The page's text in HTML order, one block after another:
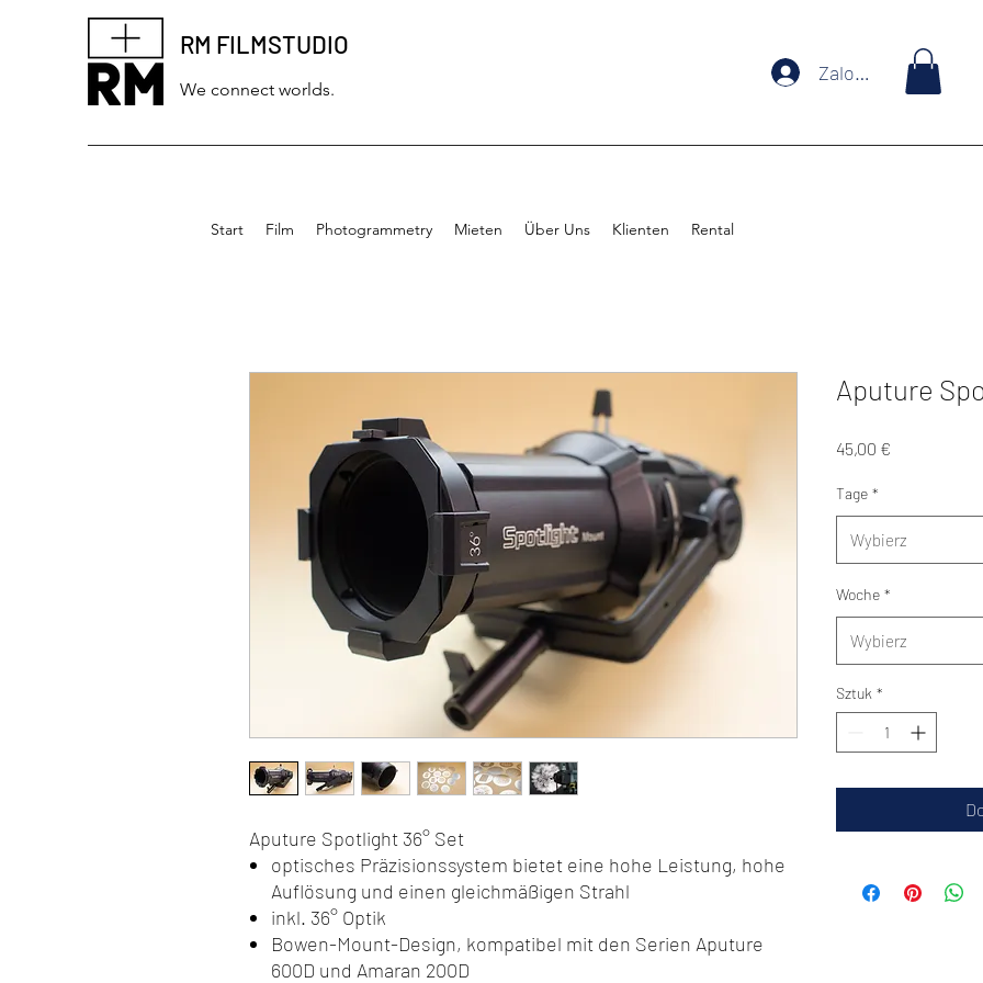
RM FILMSTUDIO
We connect worlds.
Zaloguj się
Aputure Spotlight 36° Set
optisches Präzisionssystem bietet eine hohe Leistung, hohe
Auflösung und einen gleichmäßigen Strahl
inkl. 36° Optik
Bowen-Mount-Design, kompatibel mit den Serien Aputure
600D und Amaran 200D
Aputure
45,00 €
Tage *
Wybierz
Woche *
Wybierz
Sztuk *
Start Film Photogrammetry Mieten Über Uns Klienten Rental